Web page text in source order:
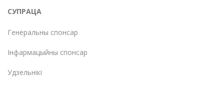
СУПРАЦА
Генеральны спонсар
Інфармацыйны спонсар
Удзельнікі